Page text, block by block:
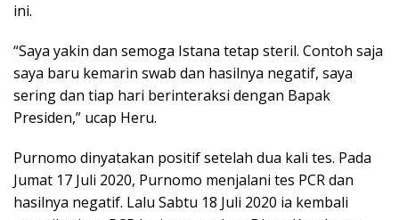
ini.
“Saya yakin dan semoga Istana tetap steril. Contoh saja
saya baru kemarin swab dan hasilnya negatif, saya
sering dan tiap hari berinteraksi dengan Bapak
Presiden,” ucap Heru.
Purnomo dinyatakan positif setelah dua kali tes. Pada
Jumat 17 Juli 2020, Purnomo menjalani tes PCR dan
hasilnya negatif. Lalu Sabtu 18 Juli 2020 ia kembali